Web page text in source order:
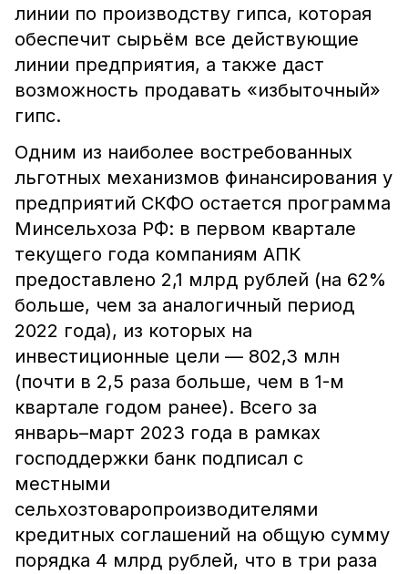
линии по производству гипса, которая
обеспечит сырьём все действующие
линии предприятия, а также даст
возможность продавать «избыточный»
гипс.
Одним из наиболее востребованных
льготных механизмов финансирования у
предприятий СКФО остается программа
Минсельхоза РФ: в первом квартале
текущего года компаниям АПК
предоставлено 2,1 млрд рублей (на 62%
больше, чем за аналогичный период
2022 года), из которых на
инвестиционные цели — 802,3 млн
(почти в 2,5 раза больше, чем в 1-м
квартале годом ранее). Всего за
январь–март 2023 года в рамках
господдержки банк подписал с
местными
сельхозтоваропроизводителями
кредитных соглашений на общую сумму
порядка 4 млрд рублей, что в три раза